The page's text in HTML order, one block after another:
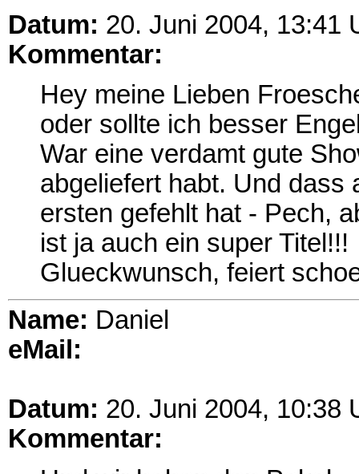
Datum: 20. Juni 2004, 13:41
Kommentar:
Hey meine Lieben
oder sollte ich besser
War eine verdamt gute
abgeliefert habt. Und dass
ersten gefehlt hat - Pech,
ist ja auch ein super Titel!!!
Glueckwunsch, feiert
Name: Daniel
eMail:
Datum: 20. Juni 2004, 10:38
Kommentar: